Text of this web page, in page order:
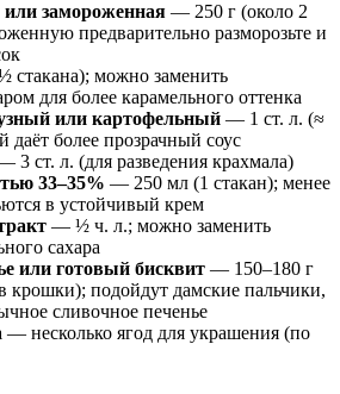
замороженная — 250 г (около 2
предварительно разморозьте и
стакана); можно заменить
для более карамельного оттенка
или картофельный — 1 ст. л. (≈
даёт более прозрачный соус
3 ст. л. (для разведения крахмала)
33–35% — 250 мл (1 стакан); менее
в устойчивый крем
— ½ ч. л.; можно заменить
сахара
или готовый бисквит — 150–180 г
крошки); подойдут дамские пальчики,
сливочное печенье
— несколько ягод для украшения (по